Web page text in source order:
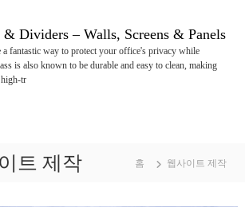
Dividers – Walls, Screens & Panels
a fantastic way to protect your office's privacy while
is also known to be durable and easy to clean, making
tr
트 제작 홈 웹사이트 제작